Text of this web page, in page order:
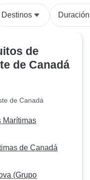
Destinos Duración
de
de Canadá
de Canadá
Marítimas
de Canadá
(Grupo